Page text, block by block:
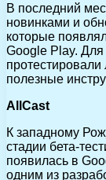
В последний
новинками и
которые
Google Play.
полезные
AllCast
К западному
стадии бета-
появилась в
одним из